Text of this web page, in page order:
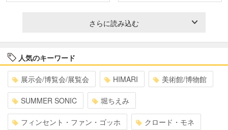
さらに読み込む
人気のキーワード
展示会/博覧会/展覧会 HIMARI 美術館/博物館
SUMMER SONIC 堀ちえみ
フィンセント・ファン・ゴッホ クロード・モネ